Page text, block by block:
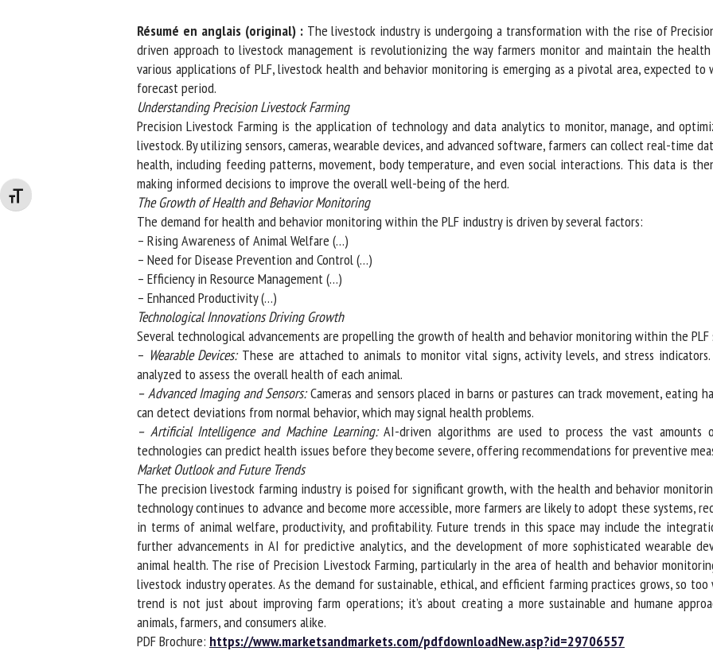
Changer la taille de la police
Résumé en anglais (original) :The livestock industry is undergoing a transformation with the rise of Precision
driven approach to livestock management is revolutionizing the way farmers monitor and maintain the
various applications of PLF, livestock health and behavior monitoring is emerging as a pivotal area, expected
forecast period.
Understanding Precision Livestock Farming
Precision Livestock Farming is the application of technology and data analytics to monitor, manage, and
livestock. By utilizing sensors, cameras, wearable devices, and advanced software, farmers can collect real-time
health, including feeding patterns, movement, body temperature, and even social interactions. This data is
making informed decisions to improve the overall well-being of the herd.
The Growth of Health and Behavior Monitoring
The demand for health and behavior monitoring within the PLF industry is driven by several factors:
– Rising Awareness of Animal Welfare (…)
– Need for Disease Prevention and Control (…)
– Efficiency in Resource Management (…)
– Enhanced Productivity (…)
Technological Innovations Driving Growth
Several technological advancements are propelling the growth of health and behavior monitoring within the PLF
–Wearable Devices:These are attached to animals to monitor vital signs, activity levels, and stress
analyzed to assess the overall health of each animal.
– Advanced Imaging and Sensors:Cameras and sensors placed in barns or pastures can track movement, eating
can detect deviations from normal behavior, which may signal health problems.
– Artificial Intelligence and Machine Learning:AI-driven algorithms are used to process the vast amounts
technologies can predict health issues before they become severe, offering recommendations for preventive
Market Outlook and Future Trends
The precision livestock farming industry is poised for significant growth, with the health and behavior
technology continues to advance and become more accessible, more farmers are likely to adopt these systems,
in terms of animal welfare, productivity, and profitability. Future trends in this space may include the
further advancements in AI for predictive analytics, and the development of more sophisticated wearable
animal health. The rise of Precision Livestock Farming, particularly in the area of health and behavior
livestock industry operates. As the demand for sustainable, ethical, and efficient farming practices grows, so
trend is not just about improving farm operations; it’s about creating a more sustainable and humane
animals, farmers, and consumers alike.
PDF Brochure:https://www.marketsandmarkets.com/pdfdownloadNew.asp?id=29706557